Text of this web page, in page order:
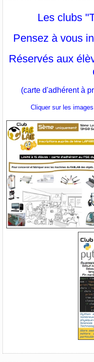
Les clubs
Pensez à vous
Réservés aux
(carte d'adhérent à
Cliquer sur les